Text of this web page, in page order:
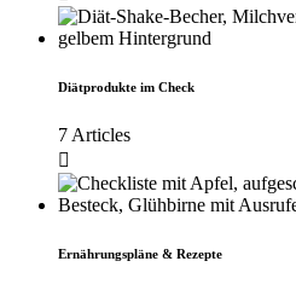
Diätprodukte im Check
7 Articles
Ernährungspläne & Rezepte